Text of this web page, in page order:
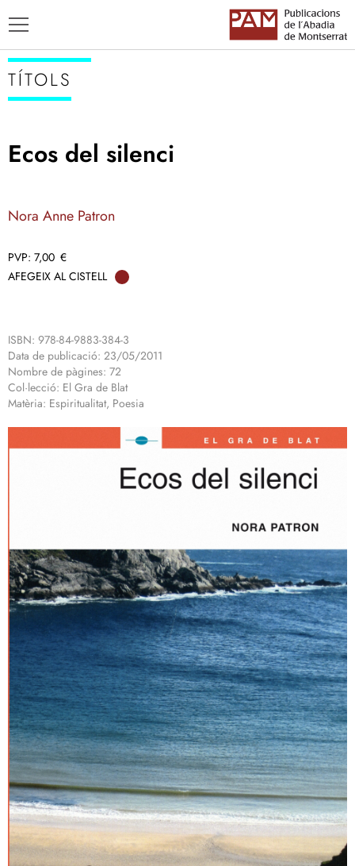
ENSENYAMENT CATALÀ
TÍTOLS
Ecos del silenci
Nora Anne Patron
7,00 €
AFEGEIX AL CISTELL
ISBN: 978-84-9883-384-3
Data de publicació: 23/05/2011
Nombre de pàgines: 72
Col·lecció: El Gra de Blat
Matèria: Espiritualitat, Poesia